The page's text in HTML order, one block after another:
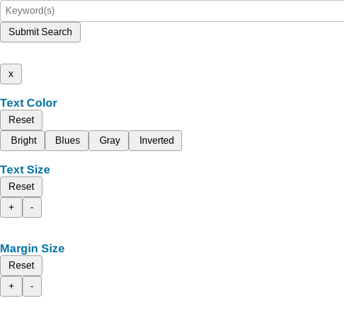
Submit Search
x
Text Color
Reset
Bright
Blues Gray Inverted
Text Size
Reset
+
-
Margin Size
Reset
+
-